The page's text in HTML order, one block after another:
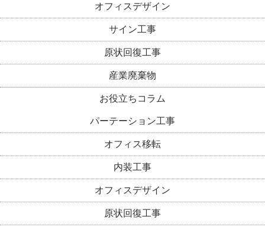
オフィスデザイン
サイン工事
原状回復工事
産業廃棄物
お役立ちコラム
パーテーション工事
オフィス移転
内装工事
オフィスデザイン
原状回復工事